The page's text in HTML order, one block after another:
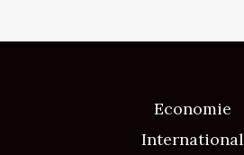
Economie
International